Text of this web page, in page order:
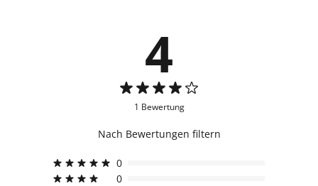
4
1 Bewertung
Nach Bewertungen filtern
0
0